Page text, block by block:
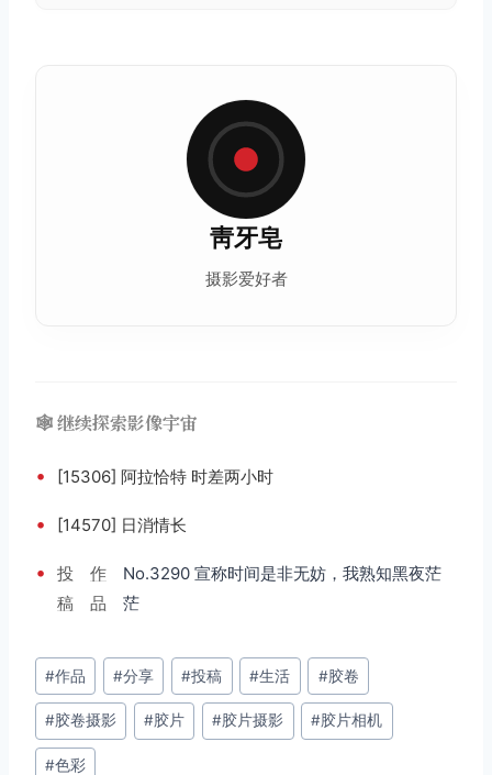
靑牙皂
摄影爱好者
🕸️ 继续探索影像宇宙
• [15306] 阿拉恰特 时差两小时
• [14570] 日消情长
•
投
稿
作
品
No.3290 宣称时间是非无妨，我熟知黑夜茫
茫
文
章
标
签：
#作品 #分享 #投稿 #生活 #胶卷
#胶卷摄影 #胶片 #胶片摄影 #胶片相机
#色彩